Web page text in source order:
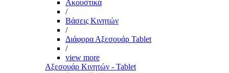
Ακουστικά
/
Βάσεις Κινητών
/
Διάφορα Αξεσουάρ Tablet
/
view more
Αξεσουάρ Κινητών - Tablet